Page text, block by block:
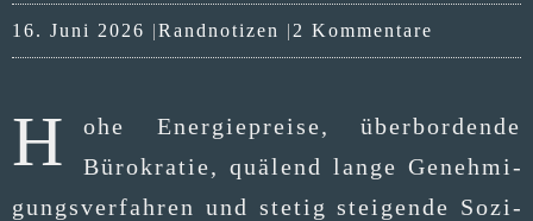
16. Juni 2026 Kategorien
Randnotizen 2 Kommentare
H
ohe Ener­gie­prei­se, über­bor­den­de
Büro­kra­tie, quä­lend lan­ge Geneh­mi­
gungs­ver­fah­ren und ste­tig stei­gen­de Sozi­